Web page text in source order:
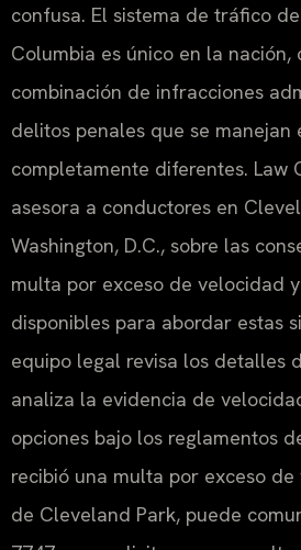
confusa. El sistema de tráfico
Columbia es único en la nación,
combinación de infracciones
delitos penales que se manejan
completamente diferentes. Law
asesora a conductores en
Washington, D.C., sobre las
multa por exceso de velocidad
disponibles para abordar estas
equipo legal revisa los detalles
analiza la evidencia de
opciones bajo los reglamentos
recibió una multa por exceso
de Cleveland Park, puede